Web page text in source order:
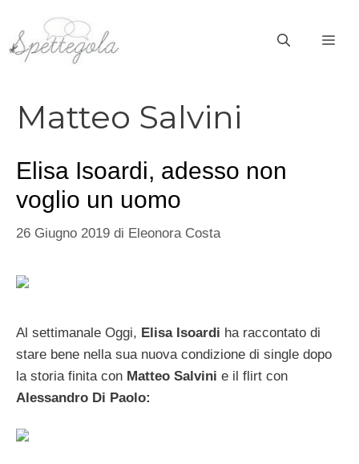
contenuto
Matteo Salvini
Elisa Isoardi, adesso non
voglio un uomo
26 Giugno 2019 di Eleonora Costa
Al settimanale Oggi, Elisa Isoardi ha raccontato di
stare bene nella sua nuova condizione di single dopo
la storia finita con Matteo Salvini e il flirt con
Alessandro Di Paolo: